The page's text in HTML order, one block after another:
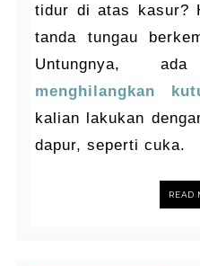
tidur di atas kasur?
tanda tungau
Untungnya,
menghilangkan
kalian lakukan
dapur, seperti cuka.
READ